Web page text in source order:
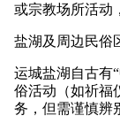
或宗教场所活动
盐湖及周边民俗
运城盐湖自古有
俗活动（如祈福
务，但需谨慎辨